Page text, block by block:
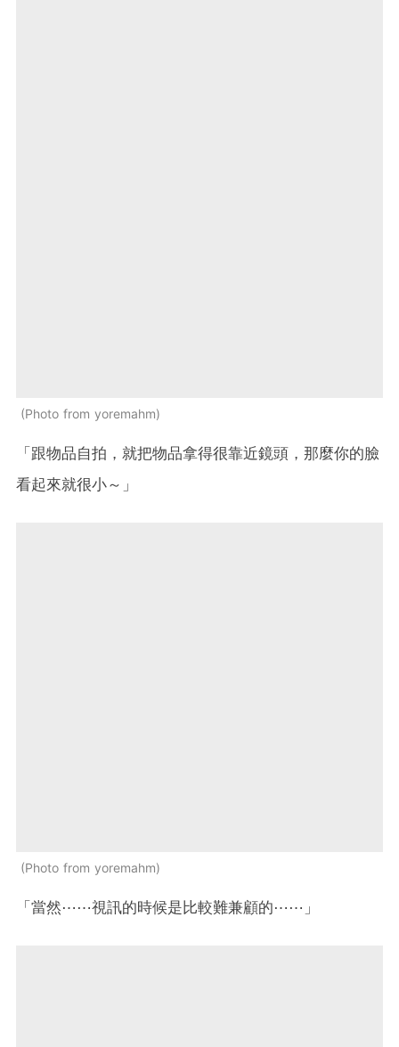
Photo from yoremahm
「跟物品自拍，就把物品拿得很靠近鏡頭，那麼你的臉
看起來就很小～」
Photo from yoremahm
「當然⋯⋯視訊的時候是比較難兼顧的⋯⋯」